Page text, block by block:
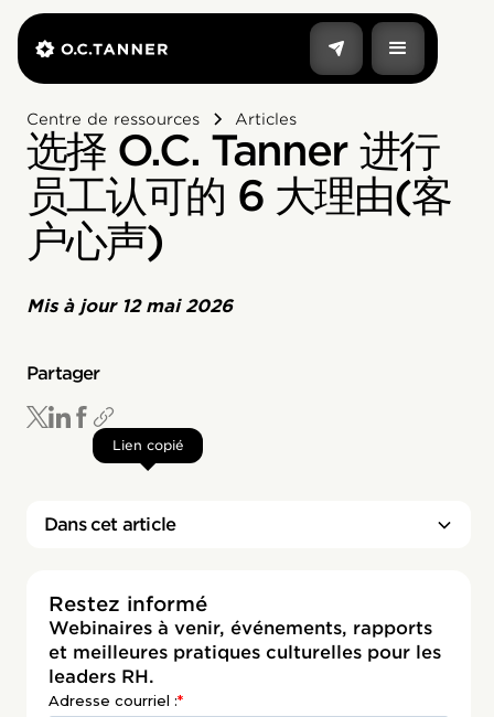
Centre de ressources Articles
选择 O.C. Tanner 进行
员工认可的 6 大理由(客
户心声)
Mis à jour 12 mai 2026
Partager
Lien copié
Dans cet article
Restez informé
Webinaires à venir, événements, rapports
et meilleures pratiques culturelles pour les
leaders RH.